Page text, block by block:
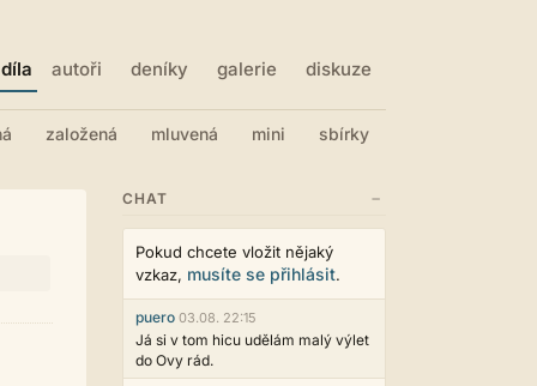
díla autoři deníky galerie diskuze
založená mluvená mini sbírky
CHAT −
Pokud chcete vložit nějaký
vzkaz, musíte se přihlásit.
puero 03.08. 22:15
Já si v tom hicu udělám malý výlet
do Ovy rád.